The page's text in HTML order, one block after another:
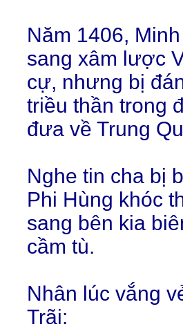
Năm 1406,
sang xâm lược
cự, nhưng bị
triều thần trong
đưa về Trung
Nghe tin cha bị
Phi Hùng khóc
sang bên kia
cầm tù.
Nhân lúc vắng
Trãi: